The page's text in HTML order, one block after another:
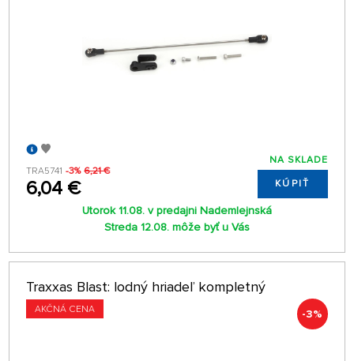
TRA5741 -3% 6,21 €
6,04 €
NA SKLADE
KÚPIŤ
Utorok 11.08. v predajni Nademlejnská
Streda 12.08. môže byť u Vás
Traxxas Blast: lodný hriadeľ kompletný
AKČNÁ CENA -3%